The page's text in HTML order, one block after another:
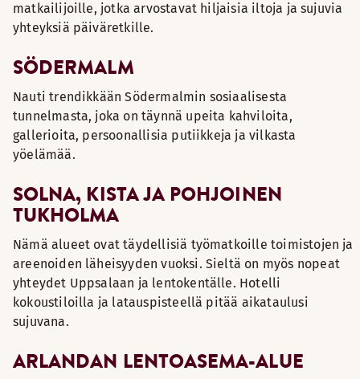
matkailijoille, jotka arvostavat hiljaisia iltoja ja sujuvia
yhteyksiä päiväretkille.
SÖDERMALM
Nauti trendikkään Södermalmin sosiaalisesta
tunnelmasta, joka on täynnä upeita kahviloita,
gallerioita, persoonallisia putiikkeja ja vilkasta
yöelämää.
SOLNA, KISTA JA POHJOINEN
TUKHOLMA
Nämä alueet ovat täydellisiä työmatkoille toimistojen ja
areenoiden läheisyyden vuoksi. Sieltä on myös nopeat
yhteydet Uppsalaan ja lentokentälle. Hotelli
kokoustiloilla ja latauspisteellä pitää aikataulusi
sujuvana.
ARLANDAN LENTOASEMA-ALUE